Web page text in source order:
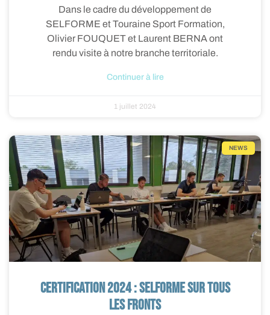
Dans le cadre du développement de
SELFORME et Touraine Sport Formation,
Olivier FOUQUET et Laurent BERNA ont
rendu visite à notre branche territoriale.
Continuer à lire
1 juillet 2024
NEWS
Certification 2024 : SELFORME sur tous
les fronts